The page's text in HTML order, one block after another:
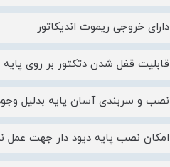
دارای خروجی ریموت اندیکاتور
قابلیت قفل شدن دتکتور بر روی
نصب و سربندی آسان پایه بدلیل
امکان نصب پایه دیود دار جهت عمل